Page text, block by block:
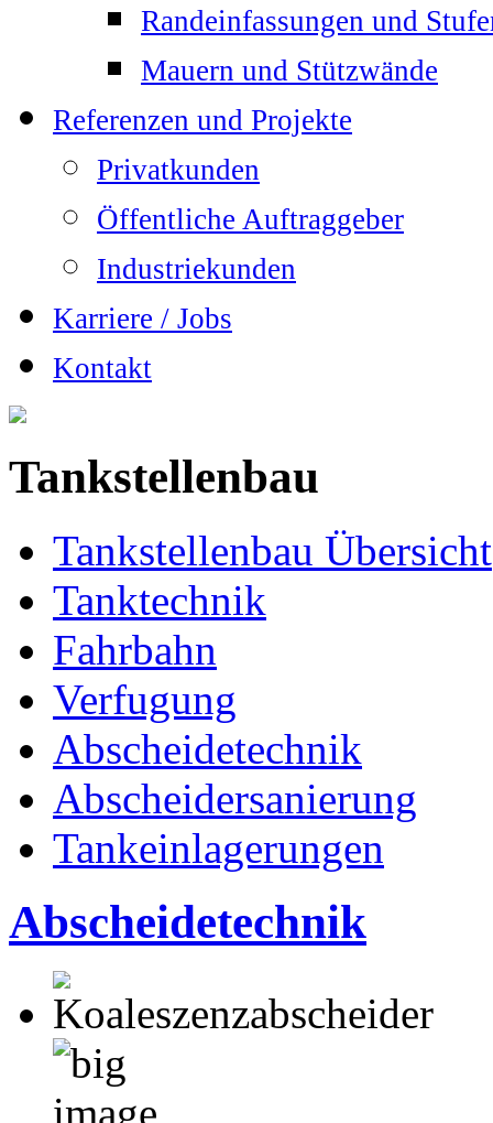
Randeinfassungen und
Mauern und Stützwände
Referenzen und Projekte
Privatkunden
Öffentliche Auftraggeber
Industriekunden
Karriere / Jobs
Kontakt
Tankstellenbau
Tankstellenbau Übersicht
Tanktechnik
Fahrbahn
Verfugung
Abscheidetechnik
Abscheidersanierung
Tankeinlagerungen
Abscheidetechnik